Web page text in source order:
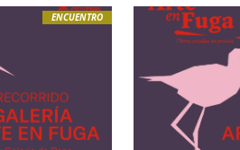
ENCUENTRO